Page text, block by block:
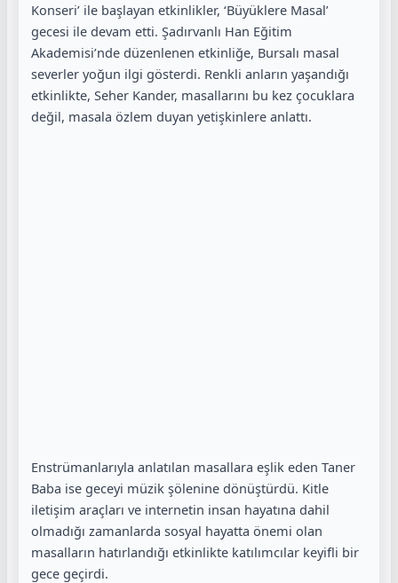
Konseri’ ile başlayan etkinlikler, ‘Büyüklere Masal’
gecesi ile devam etti. Şadırvanlı Han Eğitim
Akademisi’nde düzenlenen etkinliğe, Bursalı masal
severler yoğun ilgi gösterdi. Renkli anların yaşandığı
etkinlikte, Seher Kander, masallarını bu kez çocuklara
değil, masala özlem duyan yetişkinlere anlattı.
Enstrümanlarıyla anlatılan masallara eşlik eden Taner
Baba ise geceyi müzik şölenine dönüştürdü. Kitle
iletişim araçları ve internetin insan hayatına dahil
olmadığı zamanlarda sosyal hayatta önemi olan
masalların hatırlandığı etkinlikte katılımcılar keyifli bir
gece geçirdi.